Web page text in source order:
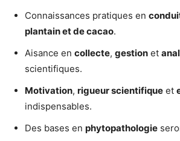
Connaissances pratiques en
plantain et de cacao.
Aisance en collecte, gestion et
scientifiques.
Motivation, rigueur scientifique et
indispensables.
Des bases en phytopathologie